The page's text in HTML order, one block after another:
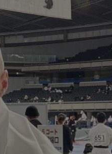
Cloudflare Inc.
.x.com
30 minut
Cloudflare Inc.
.twitter.com
29 minut 59
sekund
YouTube
.youtube.com
5 miesięcy 4
tygodnie
4 tygodnie 2 dni
Polityce prywatności Google